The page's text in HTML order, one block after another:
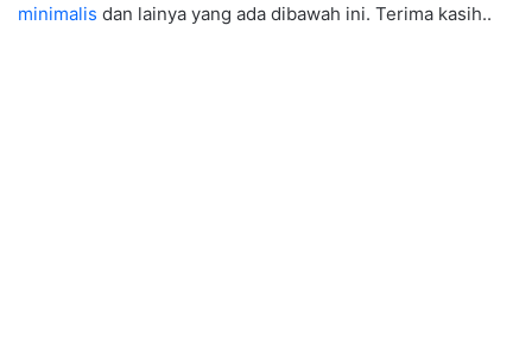
minimalis dan lainya yang ada dibawah ini. Terima kasih..